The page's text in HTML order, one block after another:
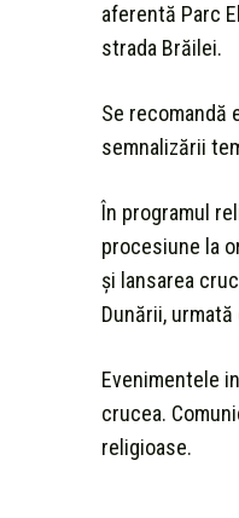
aferentă Parc
strada Brăilei.
Se recomandă
semnalizării
În programul
procesiune la
şi lansarea
Dunării,
Evenimentele
crucea.
religioase.